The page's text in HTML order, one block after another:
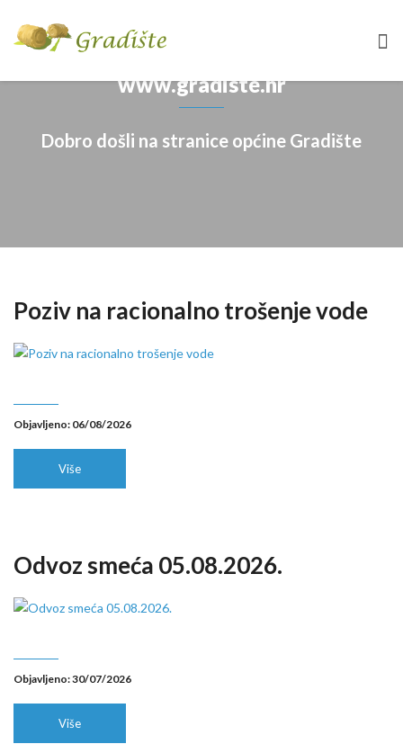
www.gradiste.hr
Dobro došli na stranice općine Gradište
Poziv na racionalno trošenje vode
Objavljeno: 06/08/2026
Više
Odvoz smeća 05.08.2026.
Objavljeno: 30/07/2026
Više